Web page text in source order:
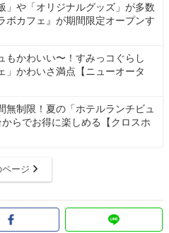
」や「オリジナルグッズ」が多数
ボカフェ』が期間限定オープンす
もかわいい〜！すみっコぐらし
」かわいさ満点【ニューオータ
無制限！夏の「ホテルランチビュ
らでお得に楽しめる【クロスホ
ページ